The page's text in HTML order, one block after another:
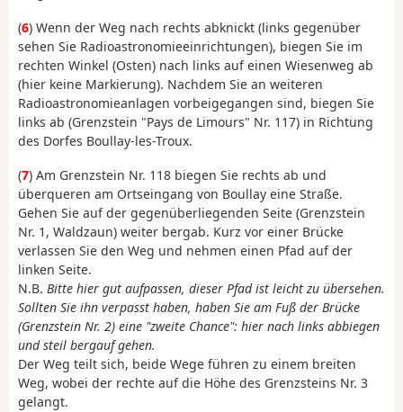
(6) Wenn der Weg nach rechts abknickt (links gegenüber
sehen Sie Radioastronomieeinrichtungen), biegen Sie im
rechten Winkel (Osten) nach links auf einen Wiesenweg ab
(hier keine Markierung). Nachdem Sie an weiteren
Radioastronomieanlagen vorbeigegangen sind, biegen Sie
links ab (Grenzstein "Pays de Limours" Nr. 117) in Richtung
des Dorfes Boullay-les-Troux.
(7) Am Grenzstein Nr. 118 biegen Sie rechts ab und
überqueren am Ortseingang von Boullay eine Straße.
Gehen Sie auf der gegenüberliegenden Seite (Grenzstein
Nr. 1, Waldzaun) weiter bergab. Kurz vor einer Brücke
verlassen Sie den Weg und nehmen einen Pfad auf der
linken Seite.
N.B. Bitte hier gut aufpassen, dieser Pfad ist leicht zu übersehen.
Sollten Sie ihn verpasst haben, haben Sie am Fuß der Brücke
(Grenzstein Nr. 2) eine "zweite Chance": hier nach links abbiegen
und steil bergauf gehen.
Der Weg teilt sich, beide Wege führen zu einem breiten
Weg, wobei der rechte auf die Höhe des Grenzsteins Nr. 3
gelangt.